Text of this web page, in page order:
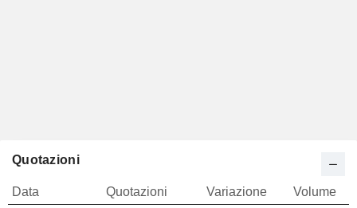
Quotazioni
Data Quotazioni Variazione
Volume